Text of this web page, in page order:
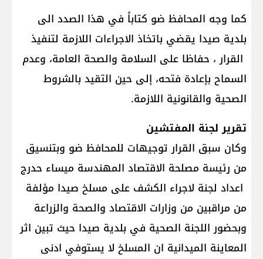
كما وجه المحافظ ضو كتاباً في هذا الصدد الى
بلدية صيدا يقضي باتخاذ الاجراءات اللازمة لتنفيذ
القرار ، حفاظا على السلامة والصحة العامة، وعدم
السماح بإعادة فتحه، إلى حين التقيد بالشروط
الصحية والقانونية اللازمة.
تقرير لجنة المفتشين
وكان سبق القرار توجيهات للمحافظ ضو وبتنسيق
من رئيسة مصلحة الاقتصاد المهندسة ميساء حدرج
اعداد لجنة لاجراء الكشف على مسلخ صيدا مؤلفة
من مراقبين من وزارات الاقتصاد والصحة والزراعة
وبحضور اللجنة الصحية في بلدية صيدا حيث تبين اثر
المعاينة الميدانية ان المسلخ لا يستوفي ادنى